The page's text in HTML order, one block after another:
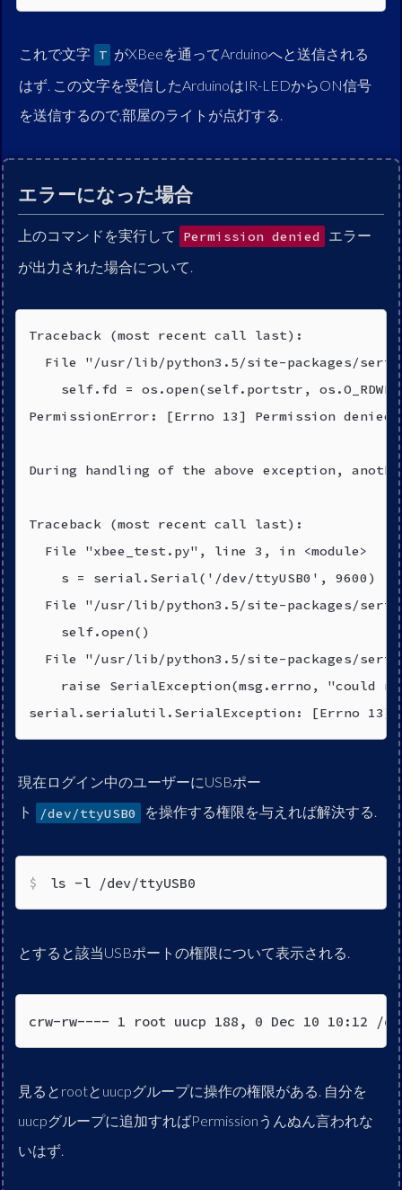
これで文字 T がXBeeを通ってArduinoへと送信される
はず. この文字を受信したArduinoはIR-LEDからON信号
を送信するので,部屋のライトが点灯する.
エラーになった場合
上のコマンドを実行して Permission denied
エラー
が出力された場合について.
Traceback (most recent call last):
File "/usr/lib/python3.5/site-packages/
self.fd = os.open(self.portstr, os.O_RDWR
PermissionError: [Errno 13] Permission
During handling of the above exception,
Traceback (most recent call last):
  File "xbee_test.py", line 3, in <module>
    s = serial.Serial('/dev/ttyUSB0', 9600)
File "/usr/lib/python3.5/site-packages/
    self.open()
File "/usr/lib/python3.5/site-packages/
raise SerialException(msg.errno, "could
serial.serialutil.SerialException: [Errno 13]
現在ログイン中のユーザーにUSBポー
ト
/dev/ttyUSB0 を操作する権限を与えれば解決する.
ls -l /dev/ttyUSB0
とすると該当USBポートの権限について表示される.
crw-rw---- 1 root uucp 188, 0 Dec 10 10:12 /
見るとrootとuucpグループに操作の権限がある. 自分を
uucpグループに追加すればPermissionうんぬん言われな
いはず.